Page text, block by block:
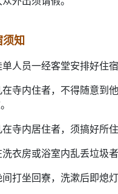
知
人员一经客堂安排好住
在寺内住者，不得随意到
在寺内居住者，须搞好所
衣房或浴室内乱丢垃圾
间打坐回寮，洗漱后即熄